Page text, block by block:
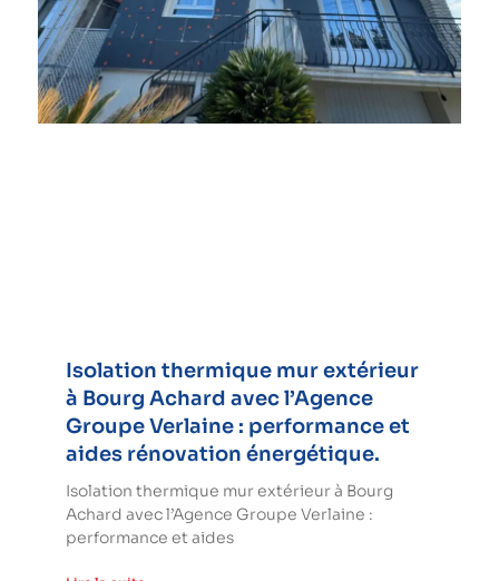
Isolation thermique mur extérieur
à Bourg Achard avec l’Agence
Groupe Verlaine : performance et
aides rénovation énergétique.
Isolation thermique mur extérieur à Bourg
Achard avec l’Agence Groupe Verlaine :
performance et aides